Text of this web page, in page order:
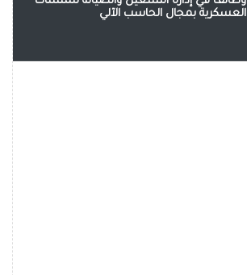
العسكرية بمجال الحاسب الآلي